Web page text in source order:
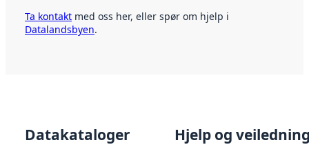
Ta kontakt med oss her, eller spør om hjelp i
Datalandsbyen.
Datakataloger Hjelp og